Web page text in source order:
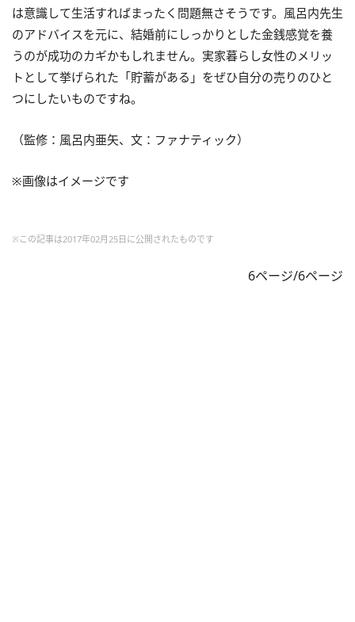
は意識して生活すればまったく問題無さそうです。風呂内先生
のアドバイスを元に、結婚前にしっかりとした金銭感覚を養
うのが成功のカギかもしれません。実家暮らし女性のメリッ
トとして挙げられた「貯蓄がある」をぜひ自分の売りのひと
つにしたいものですね。
（監修：風呂内亜矢、文：ファナティック）
※画像はイメージです
※この記事は2017年02月25日に公開されたものです
6ページ/6ページ